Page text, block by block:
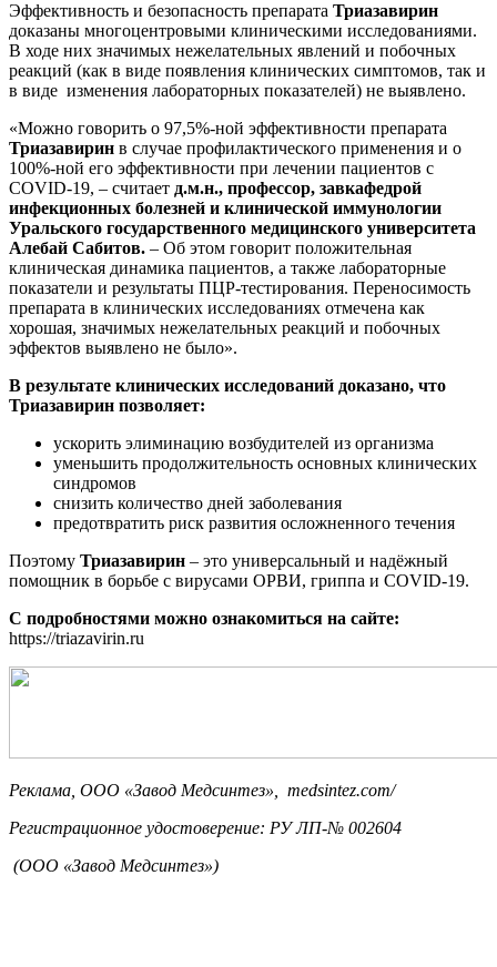
Эффективность и безопасность препарата Триазавирин
доказаны многоцентровыми клиническими исследованиями.
В ходе них значимых нежелательных явлений и побочных
реакций (как в виде появления клинических симптомов, так и
в виде изменения лабораторных показателей) не выявлено.
«Можно говорить о 97,5%-ной эффективности препарата
Триазавирин в случае профилактического применения и о
100%-ной его эффективности при лечении пациентов с
COVID-19, – считает д.м.н., профессор, завкафедрой
инфекционных болезней и клинической иммунологии
Уральского государственного медицинского университета
Алебай Сабитов. – Об этом говорит положительная
клиническая динамика пациентов, а также лабораторные
показатели и результаты ПЦР-тестирования. Переносимость
препарата в клинических исследованиях отмечена как
хорошая, значимых нежелательных реакций и побочных
эффектов выявлено не было».
В результате клинических исследований доказано, что
Триазавирин позволяет:
ускорить элиминацию возбудителей из организма
уменьшить продолжительность основных клинических
синдромов
снизить количество дней заболевания
предотвратить риск развития осложненного течения
Поэтому Триазавирин – это универсальный и надёжный
помощник в борьбе с вирусами ОРВИ, гриппа и COVID-19.
С подробностями можно ознакомиться на сайте:
https://triazavirin.ru
Реклама, ООО «Завод Медсинтез», medsintez.com/
Регистрационное удостоверение: РУ ЛП-№ 002604
(ООО «Завод Медсинтез»)